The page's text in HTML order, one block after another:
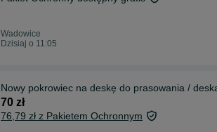
Wadowice
Dzisiaj o 11:05
Nowy pokrowiec na deskę do prasowania /
70 zł
76,79 zł z Pakietem Ochronnym